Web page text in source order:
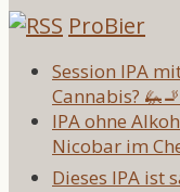
ProBier
Session IPA
Cannabis? 🦗🚬
IPA ohne
Nicobar im
Dieses IPA ist